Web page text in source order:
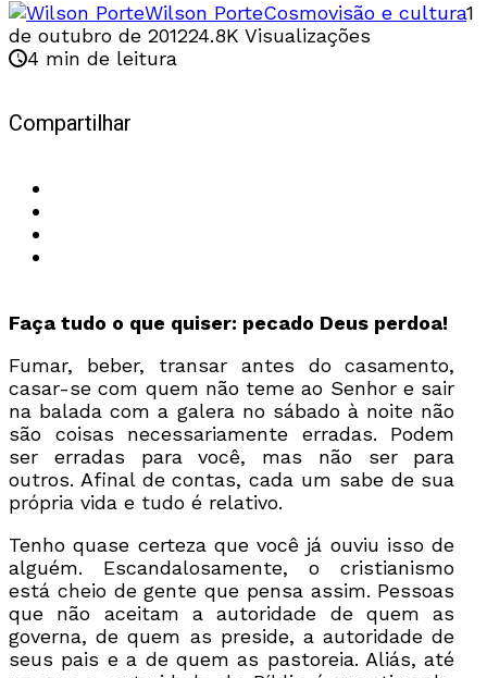
Wilson PorteCosmovisão e cultura1
de outubro de 201224.8K Visualizações
4 min de leitura
Compartilhar
Faça tudo o que quiser: pecado Deus perdoa!
Fumar, beber, transar antes do casamento,
casar-se com quem não teme ao Senhor e sair
na balada com a galera no sábado à noite não
são coisas necessariamente erradas. Podem
ser erradas para você, mas não ser para
outros. Afinal de contas, cada um sabe de sua
própria vida e tudo é relativo.
Tenho quase certeza que você já ouviu isso de
alguém. Escandalosamente, o cristianismo
está cheio de gente que pensa assim. Pessoas
que não aceitam a autoridade de quem as
governa, de quem as preside, a autoridade de
seus pais e a de quem as pastoreia. Aliás, até